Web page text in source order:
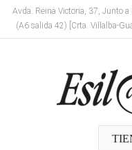
Avda. Reina Victoria, 37, Junto
(A6 salida 42) [Crta. Villalba-